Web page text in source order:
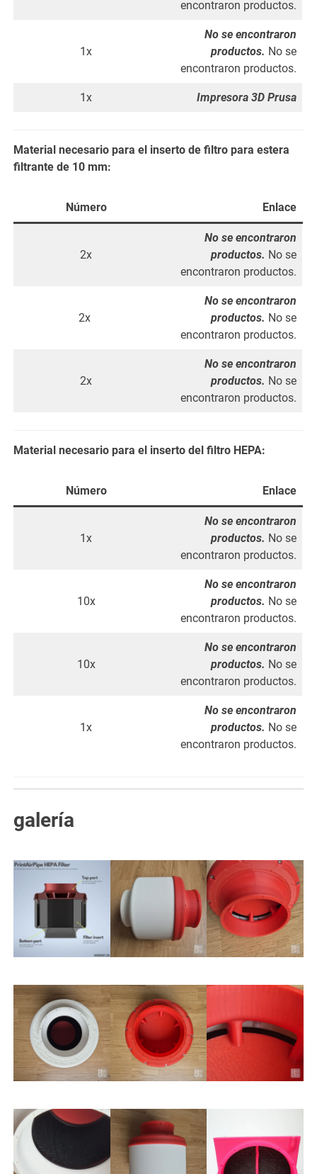
encontraron productos.
1x
No se encontraron
productos. No se
encontraron productos.
1x Impresora 3D Prusa
Material necesario para el inserto de filtro para estera
filtrante de 10 mm:
Número Enlace
2x
No se encontraron
productos. No se
encontraron productos.
2x
No se encontraron
productos. No se
encontraron productos.
2x
No se encontraron
productos. No se
encontraron productos.
Material necesario para el inserto del filtro HEPA:
Número Enlace
1x
No se encontraron
productos. No se
encontraron productos.
10x
No se encontraron
productos. No se
encontraron productos.
10x
No se encontraron
productos. No se
encontraron productos.
1x
No se encontraron
productos. No se
encontraron productos.
galería